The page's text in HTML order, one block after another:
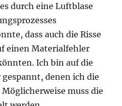
durch eine Luftblase
dass auch die Risse
einen Materialfehler
Ich bin auf die
denen ich die
muss die